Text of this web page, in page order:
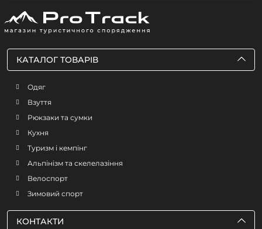
КАТАЛОГ ТОВАРІВ
Одяг
Взуття
Рюкзаки та сумки
Кухня
Туризм і кемпінг
Альпінізм та скелелазіння
Велоспорт
Зимовий спорт
КОНТАКТИ